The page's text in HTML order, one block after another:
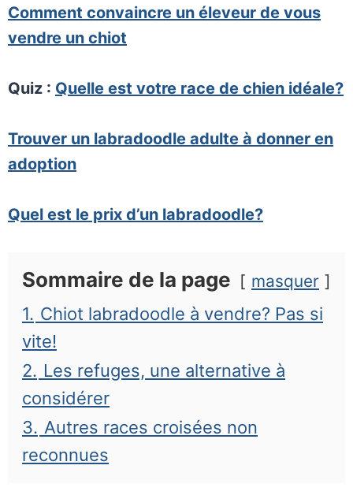
Comment convaincre un éleveur de vous
vendre un chiot
Quiz : Quelle est votre race de chien idéale?
Trouver un labradoodle adulte à donner en
adoption
Quel est le prix d’un labradoodle?
Sommaire de la page masquer
1. Chiot labradoodle à vendre? Pas si
vite!
2. Les refuges, une alternative à
considérer
3. Autres races croisées non
reconnues